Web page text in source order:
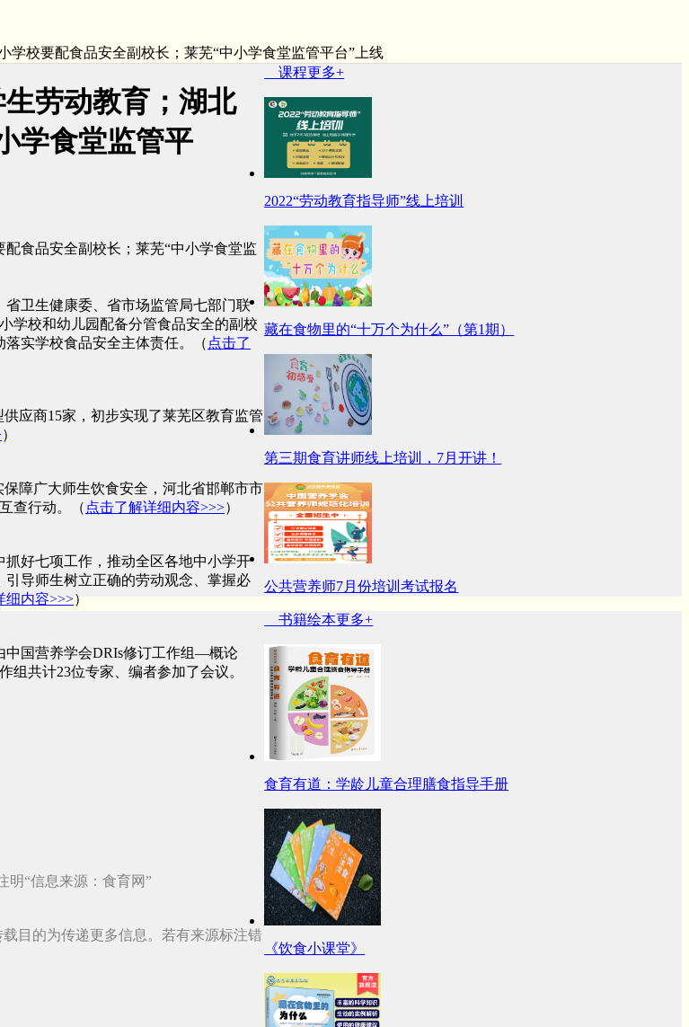
校要配食品安全副校长；莱芜“中小学食堂监管平台”上线
劳动教育；湖北
学食堂监管平
食品安全副校长；莱芜“中小学食堂监
卫生健康委、省市场监管局七部门联
学校和幼儿园配备分管食品安全的副校
实学校食品安全主体责任。（ 点击了
应商15家，初步实现了莱芜区教育监管
）
障广大师生饮食安全，河北省邯郸市市
查行动。（ 点击了解详细内容>>>）
好七项工作，推动全区各地中小学开
导师生树立正确的劳动观念、掌握必
细内容>>>）
中国营养学会DRIs修订工作组—概论
共计23位专家、编者参加了会议。
明“信息来源：食育网”
目的为传递更多信息。若有来源标注错
课程更多+
2022“劳动教育指导师”线上培训
藏在食物里的“十万个为什么”（第1期）
第三期食育讲师线上培训，7月开讲！
公共营养师7月份培训考试报名
书籍绘本更多+
食育有道：学龄儿童合理膳食指导手册
《饮食小课堂》